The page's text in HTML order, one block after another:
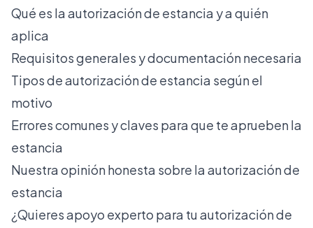
Qué es la autorización de estancia y a quién
aplica
Requisitos generales y documentación necesaria
Tipos de autorización de estancia según el
motivo
Errores comunes y claves para que te aprueben la
estancia
Nuestra opinión honesta sobre la autorización de
estancia
¿Quieres apoyo experto para tu autorización de